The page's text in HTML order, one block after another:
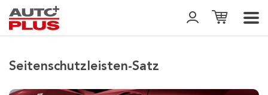
Seitenschutzleisten-Satz